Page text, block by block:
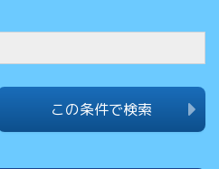
この条件で検索